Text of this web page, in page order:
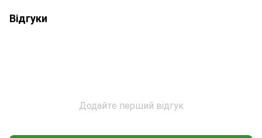
Відгуки
Додайте перший відгук